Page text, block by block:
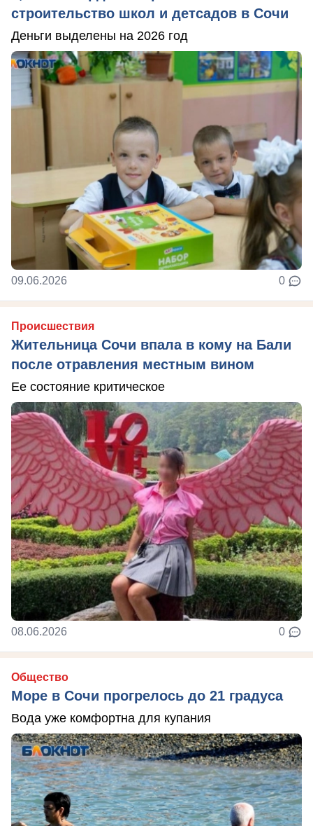
строительство школ и детсадов в Сочи
Деньги выделены на 2026 год
09.06.2026 0
Происшествия
Жительница Сочи впала в кому на Бали
после отравления местным вином
Ее состояние критическое
08.06.2026 0
Общество
Море в Сочи прогрелось до 21 градуса
Вода уже комфортна для купания